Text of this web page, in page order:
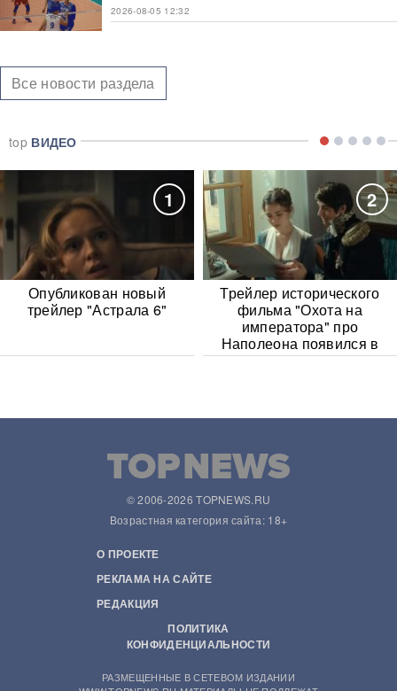
2026-08-05 12:32
Все новости раздела
top ВИДЕО
1
Опубликован новый
трейлер "Астрала 6"
2
Трейлер исторического
фильма "Охота на
императора" про
Наполеона появился в
Сети
© 2006-2026 TOPNEWS.RU
Возрастная категория сайта: 18+
О ПРОЕКТЕ
РЕКЛАМА НА САЙТЕ
РЕДАКЦИЯ
ПОЛИТИКА
КОНФИДЕНЦИАЛЬНОСТИ
РАЗМЕЩЕННЫЕ В СЕТЕВОМ ИЗДАНИИ